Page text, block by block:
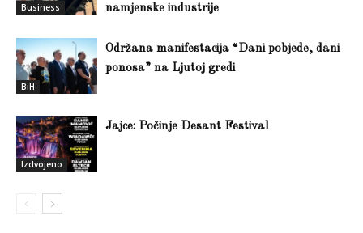
Business
namjenske industrije
BiH
Održana manifestacija “Dani pobjede, dani
ponosa” na Ljutoj gredi
Izdvojeno
Jajce: Počinje Desant Festival